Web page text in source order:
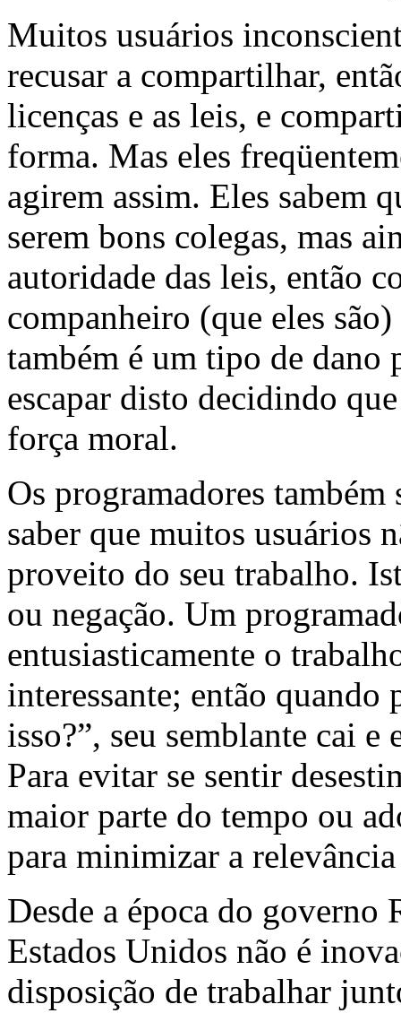
Muitos usuários
recusar a compartilhar,
licenças e as leis, e
forma. Mas eles
agirem assim. Eles sabem
serem bons colegas, mas
autoridade das leis, então
companheiro (que eles
também é um tipo de dano
escapar disto decidindo
força moral.
Os programadores
saber que muitos usuários
proveito do seu trabalho.
ou negação. Um
entusiasticamente o
interessante; então
isso?”, seu semblante cai e
Para evitar se sentir
maior parte do tempo ou
para minimizar a
Desde a época do governo
Estados Unidos não é
disposição de trabalhar